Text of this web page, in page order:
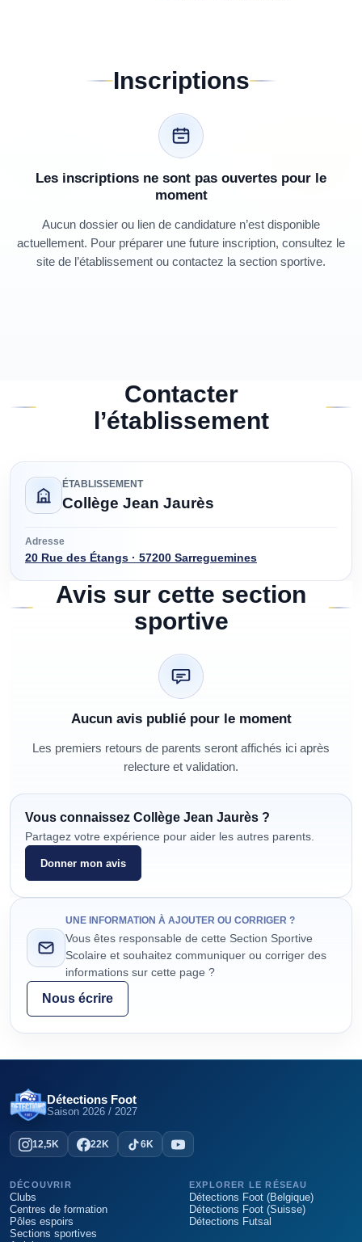
Inscriptions
Les inscriptions ne sont pas ouvertes pour le
moment
Aucun dossier ou lien de candidature n’est disponible
actuellement. Pour préparer une future inscription, consultez le
site de l’établissement ou contactez la section sportive.
Contacter
l’établissement
ÉTABLISSEMENT
Collège Jean Jaurès
Adresse
20 Rue des Étangs · 57200 Sarreguemines
Avis sur cette section
sportive
Aucun avis publié pour le moment
Les premiers retours de parents seront affichés ici après
relecture et validation.
Vous connaissez Collège Jean Jaurès ?
Partagez votre expérience pour aider les autres parents.
Donner mon avis
UNE INFORMATION À AJOUTER OU CORRIGER ?
Vous êtes responsable de cette Section Sportive
Scolaire et souhaitez communiquer ou corriger des
informations sur cette page ?
Nous écrire
Détections Foot
Saison 2026 / 2027
12,5K 22K 6K
DÉCOUVRIR
Clubs
Centres de formation
Pôles espoirs
Sections sportives
EXPLORER LE RÉSEAU
Détections Foot (Belgique)
Détections Foot (Suisse)
Détections Futsal